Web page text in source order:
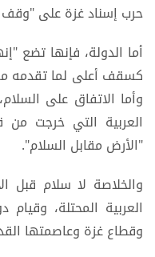
حرب إسناد غزة على "وقف
أما الدولة، فإنها تضع
كسقف أعلى لما تقدمه
وأما الاتفاق على
"الأرض مقابل السلام".
والخلاصة لا سلام قبل
العربية المحتلة،
وقطاع غزة وعاصمتها